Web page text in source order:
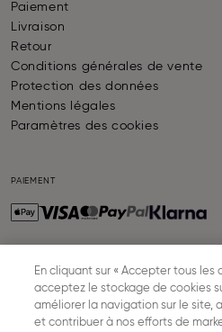
Paiement
Livraison
Retour
Conditions générales de vente
Protection des données
Mentions légales
Paramètres des cookies
PAIEMENT
LIVRAISONEn cliquant sur « Accepter tous les
acceptez le stockage de cookies
améliorer la navigation sur le site,
et contribuer à nos efforts de